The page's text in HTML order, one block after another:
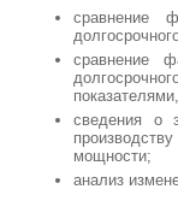
сравнение
сравнение
сведения о
мощности;
анализ